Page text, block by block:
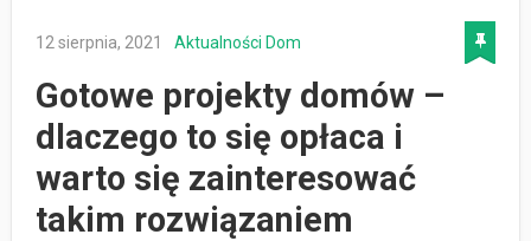
12 sierpnia, 2021 Aktualności Dom
Gotowe projekty domów –
dlaczego to się opłaca i
warto się zainteresować
takim rozwiązaniem